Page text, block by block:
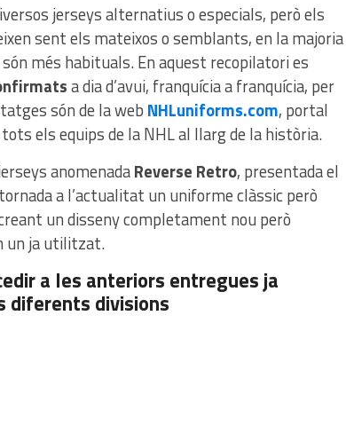
jerseys alternatius o especials, però els
sent els mateixos o semblants, en la majoria
més habituals. En aquest recopilatori es
a dia d’avui, franquícia a franquícia, per
són de la web NHLuniforms.com, portal
els equips de la NHL al llarg de la història.
anomenadaReverse Retro, presentada el
a l’actualitat un uniforme clàssic però
un disseny completament nou però
un ja utilitzat.
a les anteriors entregues ja
diferents divisions